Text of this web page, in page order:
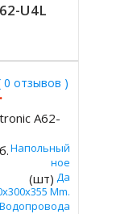
U4L
0 отзывов )
Напольный
Да
Mm.
A62-
(шт)